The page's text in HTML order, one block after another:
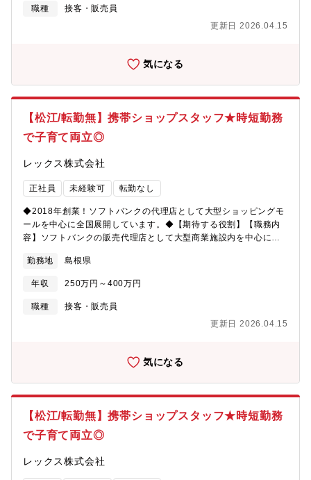
ません。★週20時間で正社員の2分の１勤務パターンも出来ます。
自分のライフステージや状況に合わせてお選びください！＜人と
客様と関わることをが出来、仲間とのチームワークも含めて人と
エキスパートなどのキャリアで長期的なキャリアを築いていけま
す。【募集要因】事業拡大に伴う増員。【勤務地】Softbankイオ
ンモール出雲店もしくはY!mobileイオンモール出雲店をお選びい
ただけます。 【組織構成】1店舗５～7名ほど（20代～40代）
その他、お客様からの問い合わせ対応・１日の平均来店人数は１
ら、仕事の進め方を学びます。独り立ちまでは約3か月の研修期間
いのある成長企業です＞「LET’S MAKE THE FUTURE」と
いうポリシーで、お客様と密にコミュニケートでき、愛されるお
店造りをクルー一丸となって邁進しています。また、顧客満足だ
けでなく従業員満足にも取り組み、時短制度や恩人感謝の日など
社員一人一人の充実した生活の実現を応援しさらに風通しのいい
会社となっています。＜自分の頑張りで、昇給可能◎充実の評価
制度＞個人成績だけでなく、自身で達成したい目標の設定や店舗
す。ソフトバンクに連動した資格手当も充実しており、自分の頑
から受けられるので自分のスキルを高めるチャンスが数多くあり
時短制度を利用できます。週3日～週5日のと勤務日数を選ぶこと
も出来、お子様がいても仕事を続けていきたい方には子育てと仕
事/プライベートの充実もキャリアを途切れさせることなく支援し
てくれる魅力的な制度です。■時短制度（週3日～5日勤務可能で週
週4日：7.5時間勤務/日、週5日勤務の場合：6時間勤務/日など月
ません。★週20時間で正社員の2分の１勤務パターンも出来ます。
自分のライフステージや状況に合わせてお選びください！＜人と
客様と関わることをが出来、仲間とのチームワークも含めて人と
エキスパートなどのキャリアで長期的なキャリアを築いていけま
す。【募集要因】事業拡大に伴う増員。【勤務地】SoftBank ゆめ
タウン出雲店もしくはY!mobileイオンモール出雲店をお選びいた
だけます。 【組織構成】1店舗５～7名ほど（20代～40代）
職種
接客・販売員
更新日 2026.04.15
気になる
【松江/転勤無】携帯ショップスタッフ★時短勤務
で子育て両立◎
レックス株式会社
正社員 未経験可 転勤なし
◆2018年創業！ソフトバンクの代理店として大型ショッピングモ
ールを中心に全国展開しています。◆【期待する役割】【職務内
容】ソフトバンクの販売代理店として大型商業施設内を中心に全
ョップスタッフをご担当頂きます。★どんなお仕事…？・携帯電
話の機種選びのサポート・料金お支払いの対応、電話応対などの
窓口業務・事務作業（販促物の制作）・イベントの企画・準備・
その他、お客様からの問い合わせ対応・１日の平均来店人数は１
ら、仕事の進め方を学びます。独り立ちまでは約3か月の研修期間
いのある成長企業です＞「LET’S MAKE THE FUTURE」と
いうポリシーで、お客様と密にコミュニケートでき、愛されるお
店造りをクルー一丸となって邁進しています。また、顧客満足だ
けでなく従業員満足にも取り組み、時短制度や恩人感謝の日など
社員一人一人の充実した生活の実現を応援しさらに風通しのいい
会社となっています。＜自分の頑張りで、昇給可能◎充実の評価
制度＞個人成績だけでなく、自身で達成したい目標の設定や店舗
す。ソフトバンクに連動した資格手当も充実しており、自分の頑
勤務地 島根県
年収 250万円～400万円
職種
接客・販売員
更新日 2026.04.15
気になる
【松江/転勤無】携帯ショップスタッフ★時短勤務
で子育て両立◎
レックス株式会社